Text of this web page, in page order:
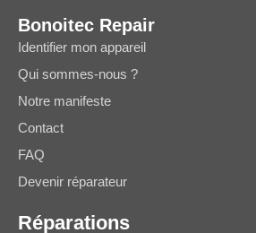
Bonoitec Repair
Identifier mon appareil
Qui sommes-nous ?
Notre manifeste
Contact
FAQ
Devenir réparateur
Réparations